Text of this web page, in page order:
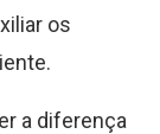
os
a diferença